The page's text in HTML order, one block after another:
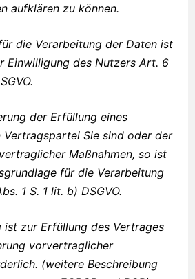
aufklären zu können.
die Verarbeitung der Daten ist
Einwilligung des Nutzers Art. 6
der Erfüllung eines
Vertragspartei Sie sind oder der
Maßnahmen, so ist
für die Verarbeitung
1 S. 1 lit. b) DSGVO.
ist zur Erfüllung des Vertrages
vorvertraglicher
(weitere Beschreibung